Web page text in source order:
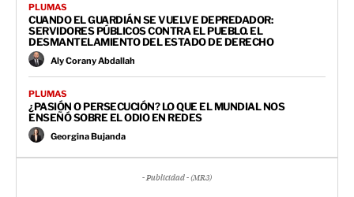
PLUMAS
CUANDO EL GUARDIÁN SE VUELVE DEPREDADOR:
SERVIDORES PÚBLICOS CONTRA EL PUEBLO. EL
DESMANTELAMIENTO DEL ESTADO DE DERECHO
Aly Corany Abdallah
PLUMAS
¿PASIÓN O PERSECUCIÓN? LO QUE EL MUNDIAL NOS
ENSEÑÓ SOBRE EL ODIO EN REDES
Georgina Bujanda
- Publicidad - (MR3)